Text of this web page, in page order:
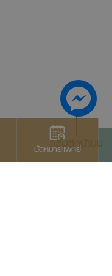
นัดหมายแพทย์
กลับสู่หน้าบน